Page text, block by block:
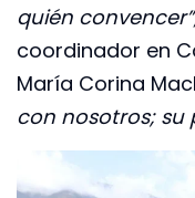
quién
coordinador en
María Corina
con nosotros; su